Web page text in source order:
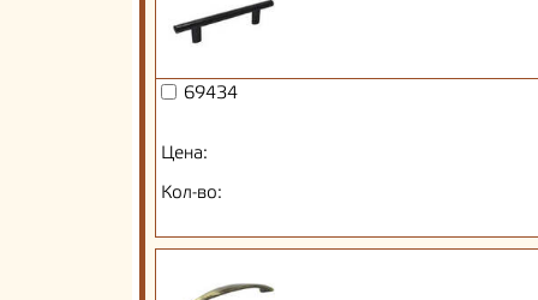
69434
Цена:
Кол-во: